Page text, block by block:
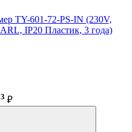
TY-601-72-PS-IN (230V,
IP20 Пластик, 3 года)
₽